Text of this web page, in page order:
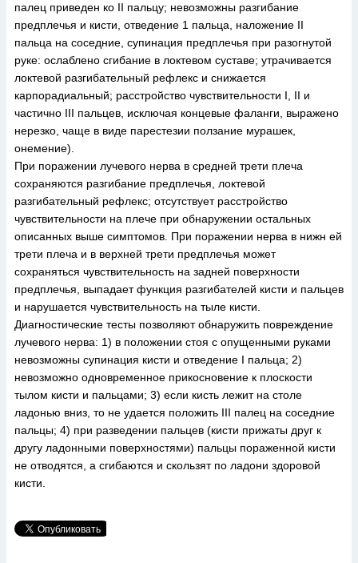
палец приведен ко II пальцу; невозможны разгибание
предплечья и кисти, отведение 1 пальца, наложение II
пальца на соседние, супинация предплечья при разогнутой
руке: ослаблено сгибание в локтевом суставе; утрачивается
локтевой разгибательный рефлекс и снижается
карпорадиальный; расстройство чувствительности I, II и
частично III пальцев, исключая концевые фаланги, выражено
нерезко, чаще в виде парестезии ползание мурашек,
онемение).
При поражении лучевого нерва в средней трети плеча
сохраняются разгибание предплечья, локтевой
разгибательный рефлекс; отсутствует расстройство
чувствительности на плече при обнаружении остальных
описанных выше симптомов. При поражении нерва в нижн ей
трети плеча и в верхней трети предплечья может
сохраняться чувствительность на задней поверхности
предплечья, выпадает функция разгибателей кисти и пальцев
и нарушается чувствительность на тыле кисти.
Диагностические тесты позволяют обнаружить повреждение
лучевого нерва: 1) в положении стоя с опущенными руками
невозможны супинация кисти и отведение I пальца; 2)
невозможно одновременное прикосновение к плоскости
тылом кисти и пальцами; 3) если кисть лежит на столе
ладонью вниз, то не удается положить III палец на соседние
пальцы; 4) при разведении пальцев (кисти прижаты друг к
другу ладонными поверхностями) пальцы пораженной кисти
не отводятся, а сгибаются и скользят по ладони здоровой
кисти.